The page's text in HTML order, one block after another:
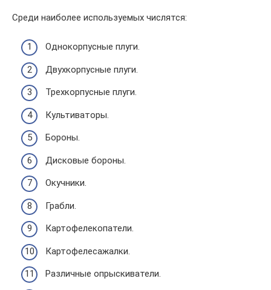
Среди наиболее используемых числятся:
Однокорпусные плуги.
Двухкорпусные плуги.
Трехкорпусные плуги.
Культиваторы.
Бороны.
Дисковые бороны.
Окучники.
Грабли.
Картофелекопатели.
Картофелесажалки.
Различные опрыскиватели.